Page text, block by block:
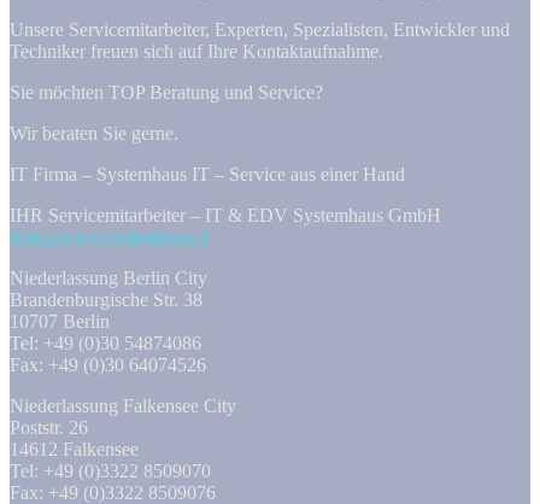
Unsere Servicemitarbeiter, Experten, Spezialisten, Entwickler und
Techniker freuen sich auf Ihre Kontaktaufnahme.
Sie möchten TOP Beratung und Service?
Wir beraten Sie gerne.
IT Firma – Systemhaus IT – Service aus einer Hand
IHR Servicemitarbeiter – IT & EDV Systemhaus GmbH
https://www.systemhaus.it
Niederlassung Berlin City
Brandenburgische Str. 38
10707 Berlin
Tel: +49 (0)30 54874086
Fax: +49 (0)30 64074526
Niederlassung Falkensee City
Poststr. 26
14612 Falkensee
Tel: +49 (0)3322 8509070
Fax: +49 (0)3322 8509076